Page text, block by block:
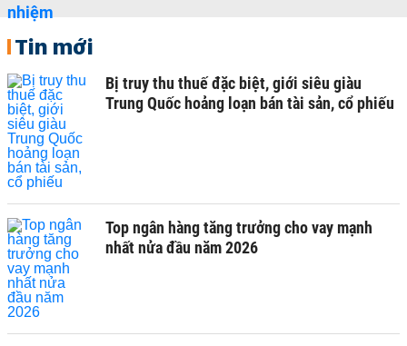
Tin mới
Bị truy thu thuế đặc biệt, giới siêu giàu
Trung Quốc hoảng loạn bán tài sản, cổ phiếu
Top ngân hàng tăng trưởng cho vay mạnh
nhất nửa đầu năm 2026